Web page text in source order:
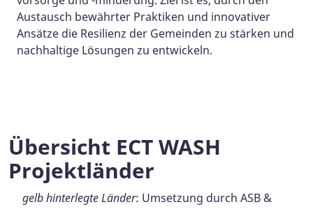
Austausch bewährter Praktiken und innovativer
Ansätze die Resilienz der Gemeinden zu stärken und
nachhaltige Lösungen zu entwickeln.
Übersicht ECT WASH
Projektländer
gelb hinterlegte Länder: Umsetzung durch ASB &